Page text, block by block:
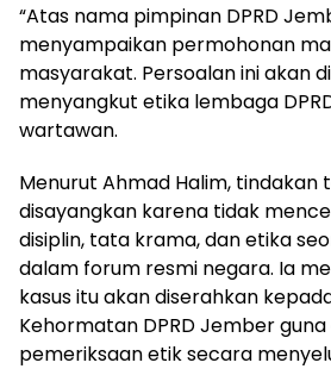
“Atas nama pimpinan DPRD
menyampaikan permohonan
masyarakat. Persoalan ini akan
menyangkut etika lembaga
wartawan.
Menurut Ahmad Halim, tindakan
disayangkan karena tidak
disiplin, tata krama, dan etika
dalam forum resmi negara. Ia
kasus itu akan diserahkan
Kehormatan DPRD Jember
pemeriksaan etik secara